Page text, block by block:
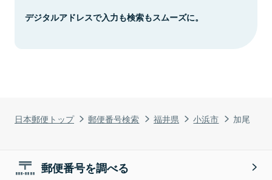
日本郵便トップ 郵便番号検索 福井県 小浜市 加尾
デジタルアドレスで入力も検索もスムーズに。
郵便番号を調べる